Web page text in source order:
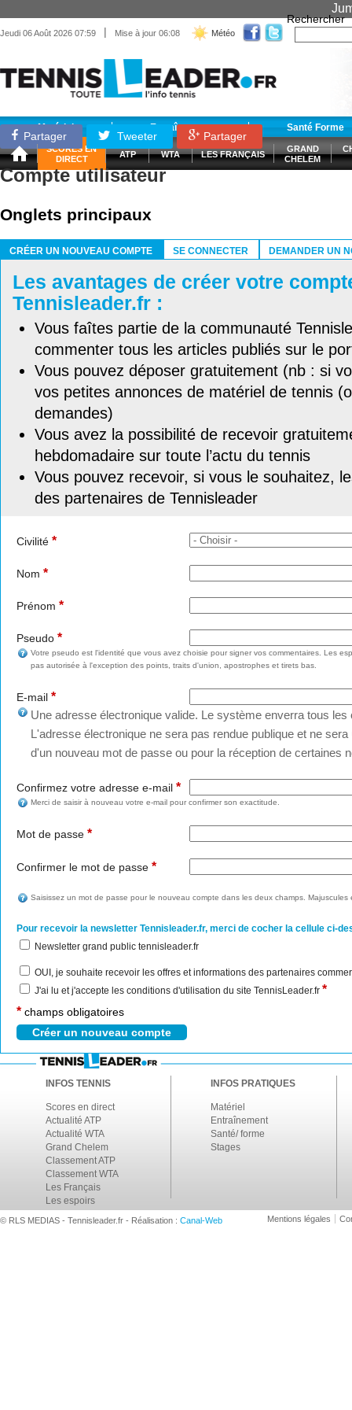
Jeudi 06 Août 2026 07:59 | Mise à jour 06:08 Météo
Rechercher
Matériel Entraînement Santé Forme
SCORES EN
DIRECT
ATP WTA LES FRANÇAIS
GRAND
CHELEM
Partager Tweeter Partager
Compte utilisateur
Onglets principaux
CRÉER UN NOUVEAU COMPTE
SE CONNECTER DEMANDER UN
Les avantages de créer votre
Tennisleader.fr :
Vous faîtes partie de la communauté
commenter tous les articles publiés sur le
Vous pouvez déposer gratuitement (nb : si
vos petites annonces de matériel de tennis
demandes)
Vous avez la possibilité de recevoir
hebdomadaire sur toute l’actu du tennis
Vous pouvez recevoir, si vous le souhaitez,
des partenaires de Tennisleader
Civilité *
Nom *
Prénom *
Pseudo *
Votre pseudo est l'identité que vous avez choisie pour signer vos commentaires. Les
pas autorisée à l'exception des points, traits d'union, apostrophes et tirets bas.
E-mail *
Une adresse électronique valide. Le système enverra tous
L'adresse électronique ne sera pas rendue publique et ne
d'un nouveau mot de passe ou pour la réception de certaines
Confirmez votre adresse e-mail *
Merci de saisir à nouveau votre e-mail pour confirmer son exactitude.
Mot de passe *
Confirmer le mot de passe *
Saisissez un mot de passe pour le nouveau compte dans les deux champs. Majuscules
Pour recevoir la newsletter Tennisleader.fr, merci de cocher la cellule ci-
Newsletter grand public tennisleader.fr
OUI, je souhaite recevoir les offres et informations des partenaires
J'ai lu et j'accepte les conditions d'utilisation du site TennisLeader.fr *
* champs obligatoires
INFOS TENNIS
Scores en direct
Actualité ATP
Actualité WTA
Grand Chelem
Classement ATP
Classement WTA
Les Français
Les espoirs
INFOS PRATIQUES
Matériel
Entraînement
Santé/ forme
Stages
© RLS MEDIAS - Tennisleader.fr - Réalisation : Canal-Web Mentions légales